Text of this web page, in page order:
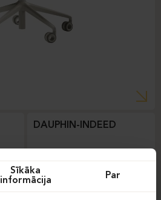
DAUPHIN-INDEED
Sīkāka
informācija
Par